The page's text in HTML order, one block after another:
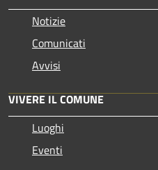
Notizie
Comunicati
Avvisi
VIVERE IL COMUNE
Luoghi
Eventi